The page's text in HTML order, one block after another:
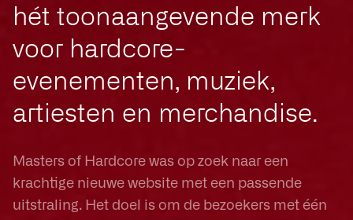
hét toonaangevende merk
voor hardcore-
evenementen, muziek,
artiesten en merchandise.
Masters of Hardcore was op zoek naar een
krachtige nieuwe website met een passende
uitstraling. Het doel is om de bezoekers met één